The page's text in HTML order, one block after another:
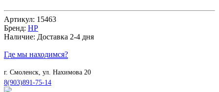
Артикул: 15463
Бренд: HP
Наличие: Доставка 2-4 дня
Где мы находимся?
г. Смоленск, ул. Нахимова 20
8(903)891-75-14